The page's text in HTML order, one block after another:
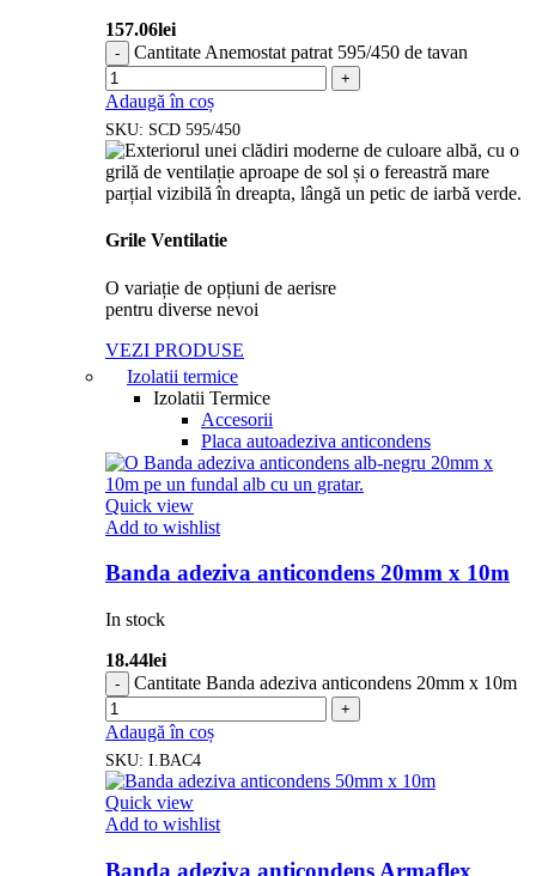
157.06lei
Cantitate Anemostat patrat 595/450 de tavan
Adaugă în coș
SKU: SCD 595/450
Grile Ventilatie
O variație de opțiuni de aerisre
pentru diverse nevoi
VEZI PRODUSE
Izolatii termice
Izolatii Termice
Accesorii
Placa autoadeziva anticondens
Quick view
Add to wishlist
Banda adeziva anticondens 20mm x 10m
In stock
18.44lei
Cantitate Banda adeziva anticondens 20mm x 10m
Adaugă în coș
SKU: I.BAC4
Quick view
Add to wishlist
Banda adeziva anticondens Armaflex